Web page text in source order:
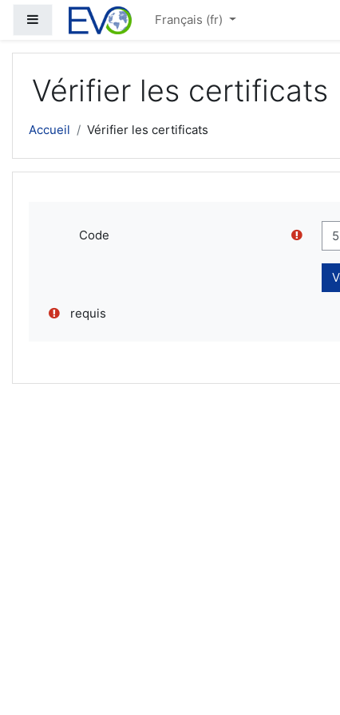
Passer au contenu principal
Panneau latéral Français ‎(fr)‎
Vérifier les certificats
Accueil Vérifier les certificats
Code
requis